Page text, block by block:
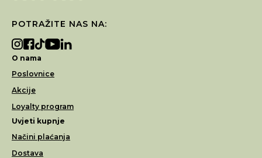
POTRAŽITE NAS NA:
O nama
Poslovnice
Akcije
Loyalty program
Uvjeti kupnje
Načini plaćanja
Dostava